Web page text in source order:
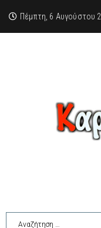
Πέμπτη, 6 Αυγούστου